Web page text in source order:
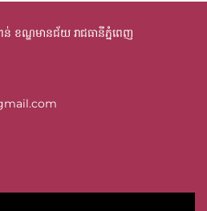
ខណ្ឌមានជ័យ រាជធានីភ្នំពេញ